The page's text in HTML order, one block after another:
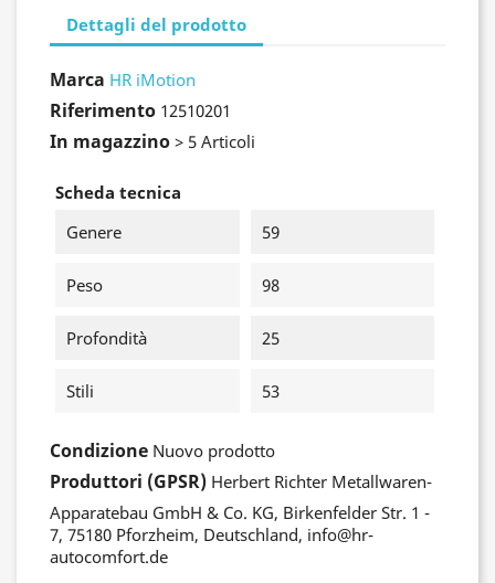
Dettagli del prodotto
Marca HR iMotion
Riferimento 12510201
In magazzino > 5 Articoli
Scheda tecnica
Genere
59
Peso 98
Profondità 25
Stili 53
Condizione Nuovo prodotto
Produttori (GPSR) Herbert Richter Metallwaren-
Apparatebau GmbH & Co. KG, Birkenfelder Str. 1 -
7, 75180 Pforzheim, Deutschland, info@hr-
autocomfort.de